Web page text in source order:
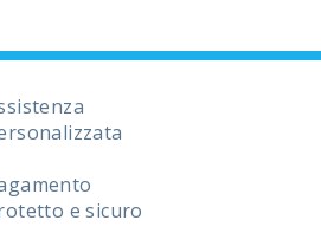
e sicuro